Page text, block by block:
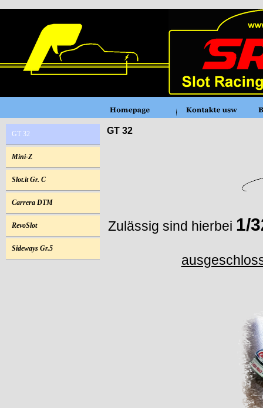
GT 32
Mini-Z
Slot.it Gr. C
Carrera DTM
RevoSlot
Sideways Gr.5
GT 32
Zulässig sind hierbei 1/